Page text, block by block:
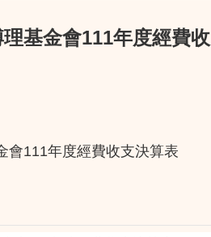
基金會111年度經費收
會111年度經費收支決算表